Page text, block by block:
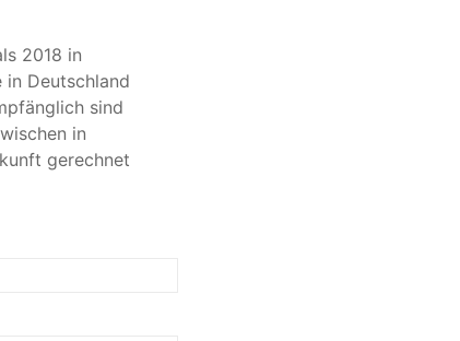
2018 in
Deutschland
sind
in
gerechnet